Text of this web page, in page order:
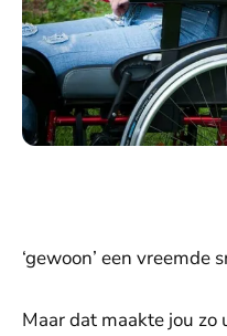
‘gewoon’ een vreemde
Maar dat maakte jou zo